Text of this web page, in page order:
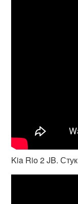
Kia Rio 2 JB.